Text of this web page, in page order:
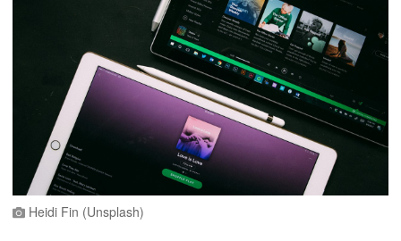
Heidi Fin (Unsplash)